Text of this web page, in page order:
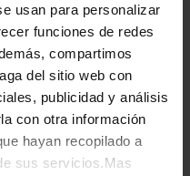
usan para personalizar
funciones de redes
compartimos
del sitio web con
publicidad y análisis
con otra información
hayan recopilado a
sus servicios.Mas